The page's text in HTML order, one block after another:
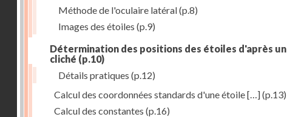
Méthode de l'oculaire latéral(p.8)
Images des étoiles (p.9)
Détermination des positions des étoiles d'après un
cliché (p.10)
Détails pratiques (p.12)
Calcul des coordonnées standards d'une étoile […](p.13)
Calcul des constantes (p.16)